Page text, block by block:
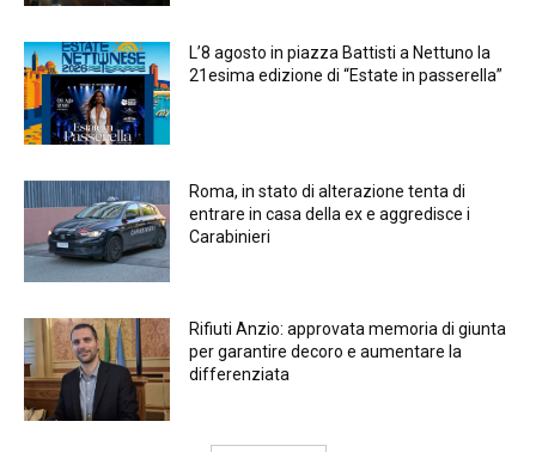
L’8 agosto in piazza Battisti a Nettuno la
21esima edizione di “Estate in passerella”
Roma, in stato di alterazione tenta di
entrare in casa della ex e aggredisce i
Carabinieri
Rifiuti Anzio: approvata memoria di giunta
per garantire decoro e aumentare la
differenziata